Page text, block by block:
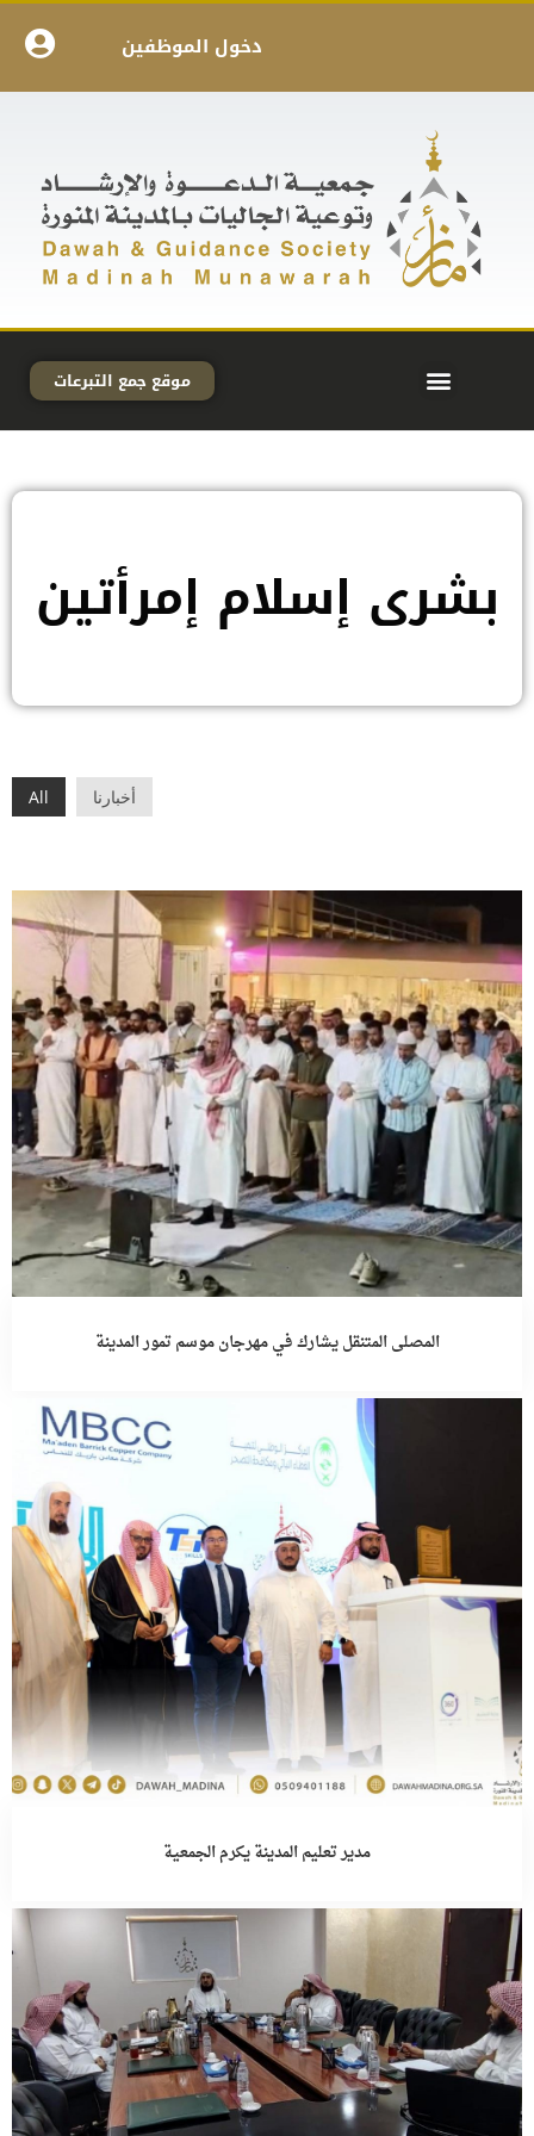
دخول الموظفين
موقع جمع التبرعات
بشرى إسلام إمرأتين
All أخبارنا
المصلى المتنقل يشارك في مهرجان موسم تمور المدينة
مدير تعليم المدينة يكرم الجمعية